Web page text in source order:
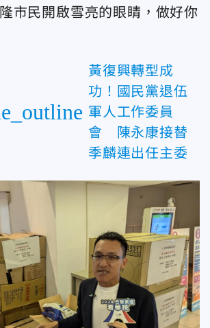
市民開啟雪亮的眼睛，做好你
黃復興轉型成
功！國民黨退伍
軍人工作委員
會 陳永康接替
季麟連出任主委